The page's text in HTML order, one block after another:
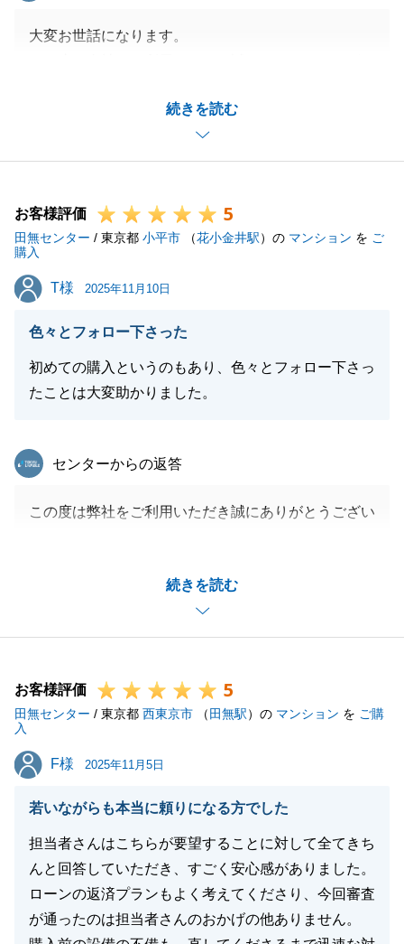
続きを読む
大変お世話になります。
販売開始から売買契約、決済までとスピーディーに対
応することができ大変嬉しく思います。
また、ご指摘いただいた内容をもとに精進して参りま
今後また不動産に関してご要望などございましたいつ
でもご連絡お待ちしております。
よろしくお願いいたします。
閉じる
お客様評価 5
田無センター / 東京都 小平市 （花小金井駅）の マンション を ご
購入
T様
T様 2025年11月10日
色々とフォロー下さった
初めての購入というのもあり、色々とフォロー下さっ
たことは大変助かりました。
続きを読む
東急リバブル
センターからの返答
この度は弊社をご利用いただき誠にありがとうござい
また不動産の事で何かございましたらお気兼ねなくご
相談くださいませ。
お客様評価 5
田無センター / 東京都 西東京市 （ 田無駅）の マンション を ご購
入
F様
F様 2025年11月5日
若いながらも本当に頼りになる方でした
担当者さんはこちらが要望することに対して全てきち
んと回答していただき、すごく安心感がありました。
ローンの返済プランもよく考えてくださり、今回審査
が通ったのは担当者さんのおかげの他ありません。